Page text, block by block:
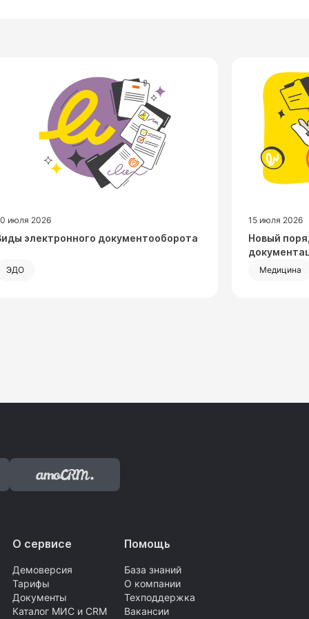
июля 2026
электронного документооборота
ЭДО
15 июля 2026
Новый
Медицина
О сервисе
Демоверсия
Тарифы
Документы
Каталог МИС и CRM
Помощь
База знаний
О компании
Техподдержка
Вакансии